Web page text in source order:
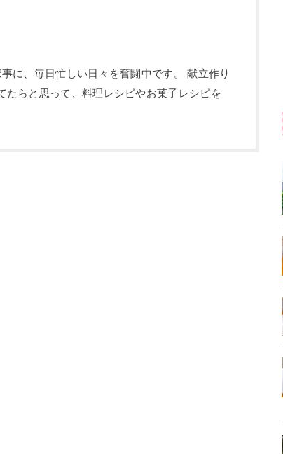
に、毎日忙しい日々を奮闘中です。 献立作り
たらと思って、料理レシピやお菓子レシピを